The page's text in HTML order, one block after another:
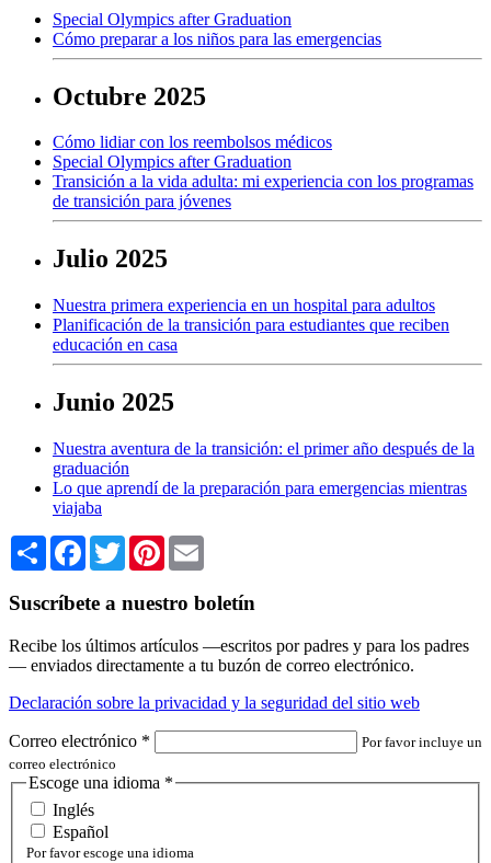
Special Olympics after Graduation
Cómo preparar a los niños para las emergencias
Octubre 2025
Cómo lidiar con los reembolsos médicos
Special Olympics after Graduation
Transición a la vida adulta: mi experiencia con los programas
de transición para jóvenes
Julio 2025
Nuestra primera experiencia en un hospital para adultos
Planificación de la transición para estudiantes que reciben
educación en casa
Junio 2025
Nuestra aventura de la transición: el primer año después de la
graduación
Lo que aprendí de la preparación para emergencias mientras
viajaba
Share Facebook
TwitterPinterest
Suscríbete a nuestro boletín
Recibe los últimos artículos —escritos por padres y para los padres
— enviados directamente a tu buzón de correo electrónico.
Declaración sobre la privacidad y la seguridad del sitio web
Correo electrónico *
Por favor incluye un
correo electrónico
Escoge una idioma *
Inglés
Español
Por favor escoge una idioma